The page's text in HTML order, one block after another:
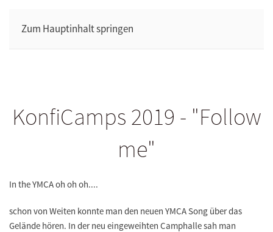
Zum Hauptinhalt springen
KonfiCamps 2019 - "Follow
me"
In the YMCA oh oh oh....
schon von Weiten konnte man den neuen YMCA Song über das
Gelände hören. In der neu eingeweihten Camphalle sah man